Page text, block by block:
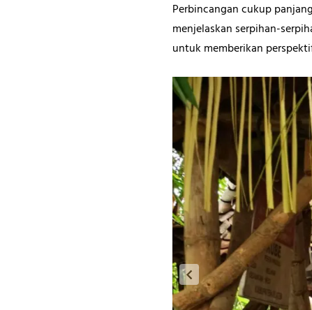
Perbincangan cukup
menjelaskan serpihan-
untuk memberikan